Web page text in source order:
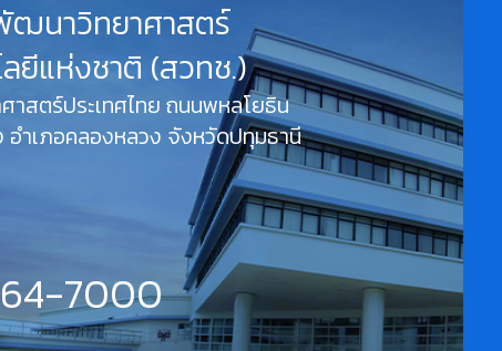
ฒนาวิทยาศาสตร์
ลยีแห่งชาติ (สวทช.)
ศาสตร์ประเทศไทย ถนนพหลโยธิน
ำเภอคลองหลวง จังหวัดปทุมธานี
7000